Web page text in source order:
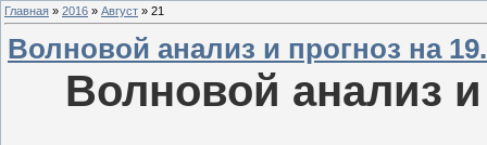
Главная » 2016 » Август » 21
Волновой анализ и прогноз на
Волновой анализ и